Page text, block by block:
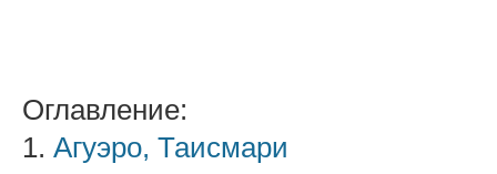
Оглавление:
1. Агуэро, Таисмари